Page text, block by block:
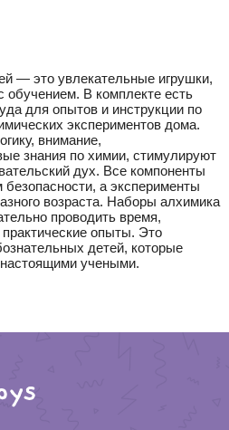
— это увлекательные игрушки,
обучением. В комплекте есть
для опытов и инструкции по
экспериментов дома.
внимание,
знания по химии, стимулируют
дух. Все компоненты
безопасности, а эксперименты
возраста. Наборы алхимика
проводить время,
опыты. Это
детей, которые
настоящими учеными.